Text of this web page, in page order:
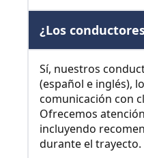
¿Los
Sí, nuestros
(español e inglés),
comunicación con
Ofrecemos
incluyendo
durante el trayecto.